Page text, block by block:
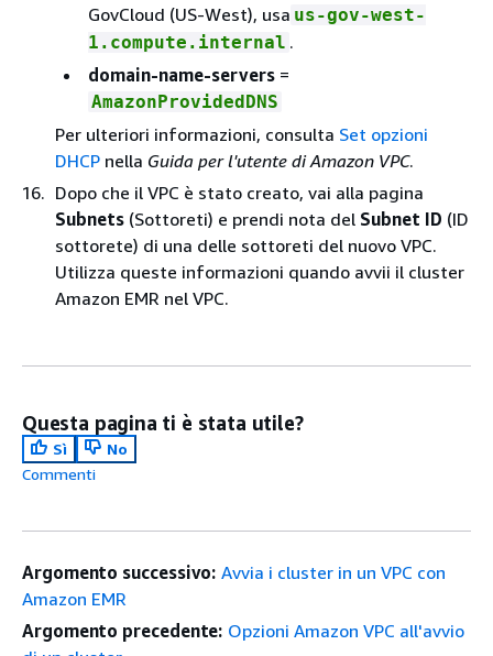
GovCloud (US-West), usa us-gov-west-
1.compute.internal .
domain-name-servers =
AmazonProvidedDNS
Per ulteriori informazioni, consulta Set opzioni
DHCP nella Guida per l'utente di Amazon VPC.
Dopo che il VPC è stato creato, vai alla pagina
Subnets (Sottoreti) e prendi nota del Subnet ID (ID
sottorete) di una delle sottoreti del nuovo VPC.
Utilizza queste informazioni quando avvii il cluster
Amazon EMR nel VPC.
Questa pagina ti è stata utile?
Sì
No
Commenti
Argomento successivo: Avvia i cluster in un VPC con
Amazon EMR
Argomento precedente: Opzioni Amazon VPC all'avvio